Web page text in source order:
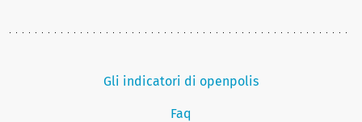
Gli indicatori di openpolis
Faq